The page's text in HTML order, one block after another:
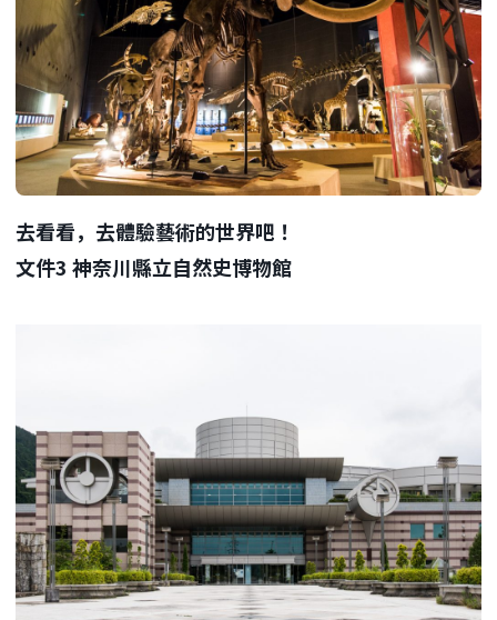
去看看，去體驗藝術的世界吧！
文件3 神奈川縣立自然史博物館